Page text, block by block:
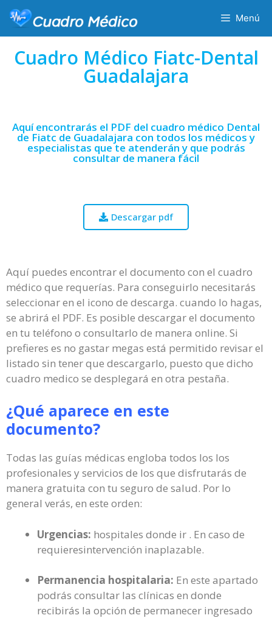
Menú
Cuadro Médico Fiatc-Dental
Guadalajara
Aquí encontrarás el PDF del cuadro médico Dental
de Fiatc de Guadalajara con todos los médicos y
especialistas que te atenderán y que podrás
consultar de manera fácil
Descargar pdf
Aquí puedes encontrar el documento con el cuadro
médico que requerías. Para conseguirlo necesitarás
seleccionar en el icono de descarga. cuando lo hagas,
se abrirá el PDF. Es posible descargar el documento
en tu teléfono o consultarlo de manera online. Si
prefieres es no gastar megas está permitido revisar el
listado sin tener que descargarlo, puesto que dicho
cuadro medico se desplegará en otra pestaña.
¿Qué aparece en este
documento?
Todas las guías médicas engloba todos los los
profesionales y servicios de los que disfrutarás de
manera gratuita con tu seguro de salud. Por lo
general verás, en este orden:
Urgencias: hospitales donde ir . En caso de
requieresintervención inaplazable.
Permanencia hospitalaria: En este apartado
podrás consultar las clínicas en donde
recibirás la opción de permanecer ingresado